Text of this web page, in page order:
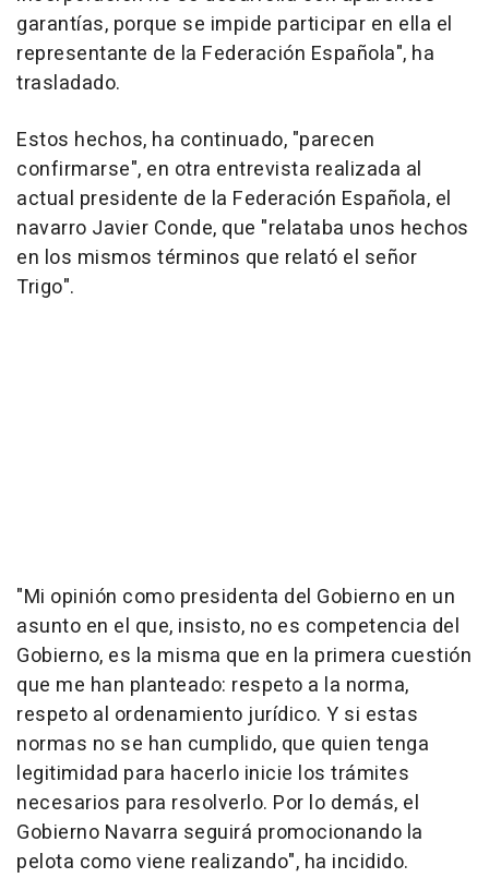
garantías, porque se impide participar en ella el
representante de la Federación Española", ha
trasladado.
Estos hechos, ha continuado, "parecen
confirmarse", en otra entrevista realizada al
actual presidente de la Federación Española, el
navarro Javier Conde, que "relataba unos hechos
en los mismos términos que relató el señor
Trigo".
"Mi opinión como presidenta del Gobierno en un
asunto en el que, insisto, no es competencia del
Gobierno, es la misma que en la primera cuestión
que me han planteado: respeto a la norma,
respeto al ordenamiento jurídico. Y si estas
normas no se han cumplido, que quien tenga
legitimidad para hacerlo inicie los trámites
necesarios para resolverlo. Por lo demás, el
Gobierno Navarra seguirá promocionando la
pelota como viene realizando", ha incidido.